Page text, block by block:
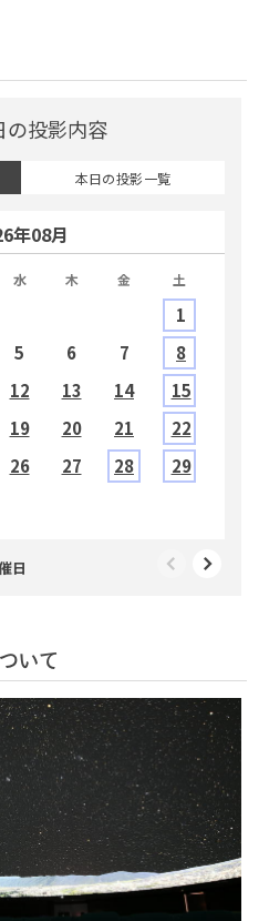
の投影内容
本日の投影一覧
年08月
水 木 金 土
1
5 6 7
8
12 13 14
15
19 20 21
22
26 27 28
29
日
いて